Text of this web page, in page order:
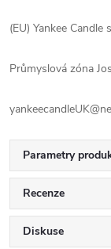
(EU) Yankee Candle
Průmyslová zóna
Parametry
Recenze
Diskuse